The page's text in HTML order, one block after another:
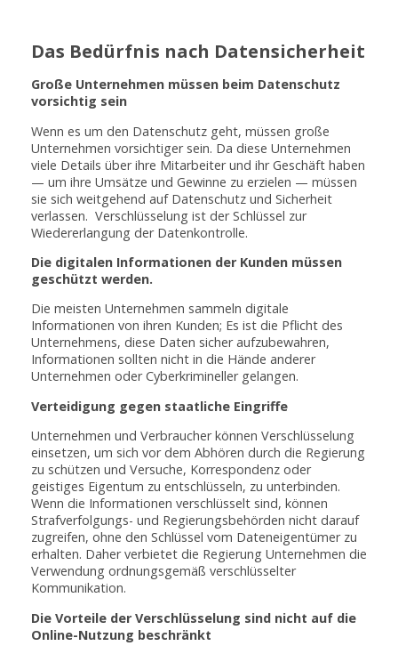
Das Bedürfnis nach Datensicherheit
Große Unternehmen müssen beim Datenschutz
vorsichtig sein
Wenn es um den Datenschutz geht, müssen große
Unternehmen vorsichtiger sein. Da diese Unternehmen
viele Details über ihre Mitarbeiter und ihr Geschäft haben
— um ihre Umsätze und Gewinne zu erzielen — müssen
sie sich weitgehend auf Datenschutz und Sicherheit
verlassen. Verschlüsselung ist der Schlüssel zur
Wiedererlangung der Datenkontrolle.
Die digitalen Informationen der Kunden müssen
geschützt werden.
Die meisten Unternehmen sammeln digitale
Informationen von ihren Kunden; Es ist die Pflicht des
Unternehmens, diese Daten sicher aufzubewahren,
Informationen sollten nicht in die Hände anderer
Unternehmen oder Cyberkrimineller gelangen.
Verteidigung gegen staatliche Eingriffe
Unternehmen und Verbraucher können Verschlüsselung
einsetzen, um sich vor dem Abhören durch die Regierung
zu schützen und Versuche, Korrespondenz oder
geistiges Eigentum zu entschlüsseln, zu unterbinden.
Wenn die Informationen verschlüsselt sind, können
Strafverfolgungs- und Regierungsbehörden nicht darauf
zugreifen, ohne den Schlüssel vom Dateneigentümer zu
erhalten. Daher verbietet die Regierung Unternehmen die
Verwendung ordnungsgemäß verschlüsselter
Kommunikation.
Die Vorteile der Verschlüsselung sind nicht auf die
Online-Nutzung beschränkt